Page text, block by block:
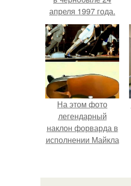
апреля 1997 года.
На этом фото
легендарный
наклон форварда в
исполнении Майкла
бросающий вызов